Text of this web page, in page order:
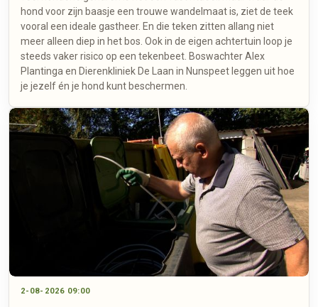
hond voor zijn baasje een trouwe wandelmaat is, ziet de teek
vooral een ideale gastheer. En die teken zitten allang niet
meer alleen diep in het bos. Ook in de eigen achtertuin loop je
steeds vaker risico op een tekenbeet. Boswachter Alex
Plantinga en Dierenkliniek De Laan in Nunspeet leggen uit hoe
je jezelf én je hond kunt beschermen.
2-08-2026 09:00